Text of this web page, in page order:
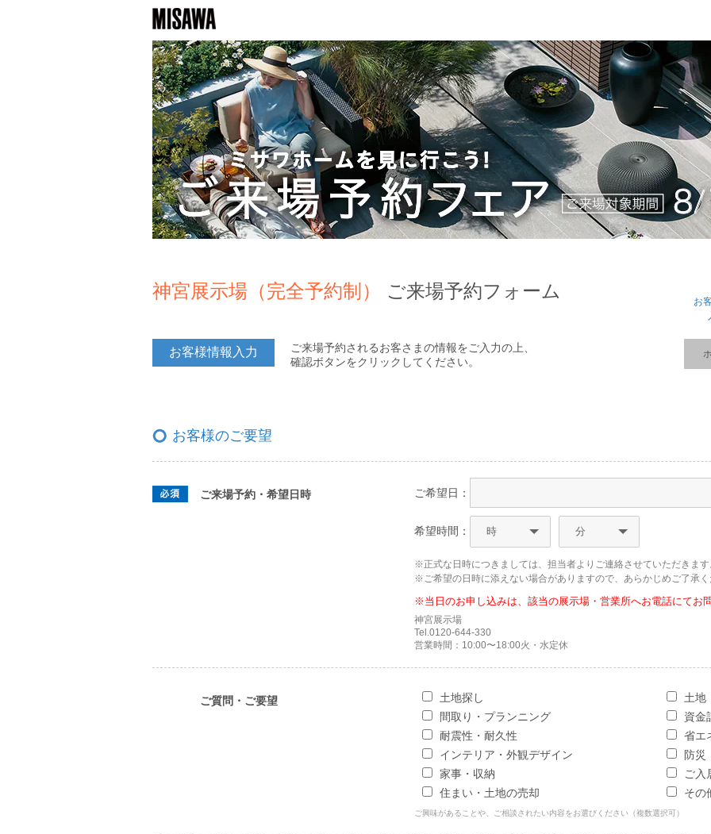
神宮展示場（完全予約制） ご来場予約フォーム
お
お客様情報入力
ご来場予約されるお客さまの情報をご入力の上、
確認ボタンをクリックしてください。
お客様のご要望
ご来場予約・希望日時 ご希望日：
希望時間：
※正式な日時につきましては、担当者よりご連絡させていただきます
※ご希望の日時に添えない場合がありますので、あらかじめご了承
※当日のお申し込みは、該当の展示場・営業所へお電話にてお
神宮展示場
Tel.0120-644-330
営業時間：10:00〜18:00火・水定休
ご質問・ご要望 土地探し
土地
間取り・プランニング
資金
耐震性・耐久性
省エ
インテリア・外観デザイン
防災
家事・収納
ご入
住まい・土地の売却
その
ご興味があることや、ご相談されたい内容をお選びください（複数選択可）